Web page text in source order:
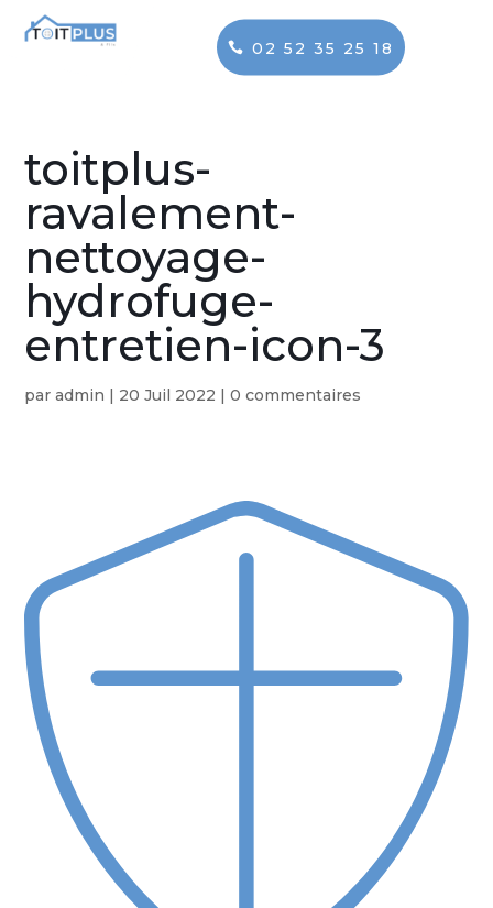
02 52 35 25 18
toitplus-
ravalement-
nettoyage-
hydrofuge-
entretien-icon-3
paradmin | 20 Juil 2022 |0 commentaires